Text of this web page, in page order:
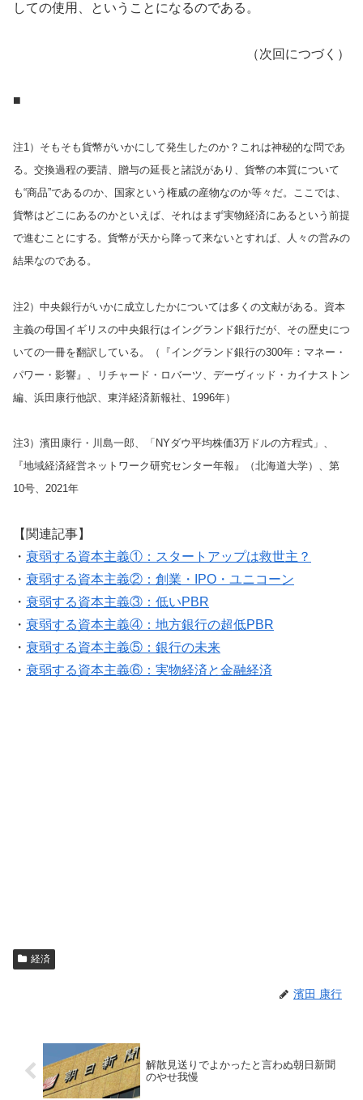
しての使用、ということになるのである。
（次回につづく）
■
注1）そもそも貨幣がいかにして発生したのか？これは神秘的な問であ
る。交換過程の要請、贈与の延長と諸説があり、貨幣の本質について
も“商品”であるのか、国家という権威の産物なのか等々だ。ここでは、
貨幣はどこにあるのかといえば、それはまず実物経済にあるという前提
で進むことにする。貨幣が天から降って来ないとすれば、人々の営みの
結果なのである。
注2）中央銀行がいかに成立したかについては多くの文献がある。資本
主義の母国イギリスの中央銀行はイングランド銀行だが、その歴史につ
いての一冊を翻訳している。（『イングランド銀行の300年：マネー・
パワー・影響』、リチャード・ロバーツ、デーヴィッド・カイナストン
編、浜田康行他訳、東洋経済新報社、1996年）
注3）濱田康行・川島一郎、「NYダウ平均株価3万ドルの方程式」、
『地域経済経営ネットワーク研究センター年報』（北海道大学）、第
10号、2021年
【関連記事】
・ 衰弱する資本主義①：スタートアップは救世主？
・ 衰弱する資本主義②：創業・IPO・ユニコーン
・ 衰弱する資本主義③：低いPBR
・ 衰弱する資本主義④：地方銀行の超低PBR
・ 衰弱する資本主義⑤：銀行の未来
・ 衰弱する資本主義⑥：実物経済と金融経済
経済
濱田 康行
解散見送りでよかったと言わぬ朝日新聞
のやせ我慢